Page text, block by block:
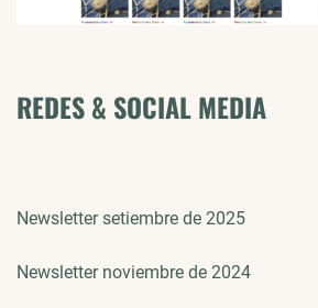
REDES & SOCIAL MEDIA
Newsletter setiembre de 2025
Newsletter noviembre de 2024